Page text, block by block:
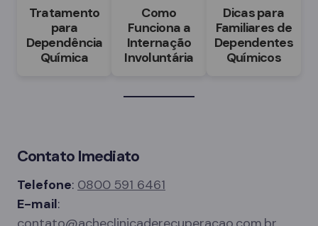
Tratamento
para
Dependência
Química
Como
Funciona a
Internação
Involuntária
Dicas para
Familiares de
Dependentes
Químicos
Contato Imediato
Telefone: 0800 591 6461
E-mail: